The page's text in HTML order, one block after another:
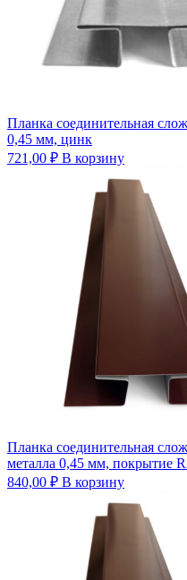
Планка соединительная
0,45 мм, цинк
721,00 ₽ В корзину
Планка соединительная
металла 0,45 мм, покрытие
840,00 ₽ В корзину